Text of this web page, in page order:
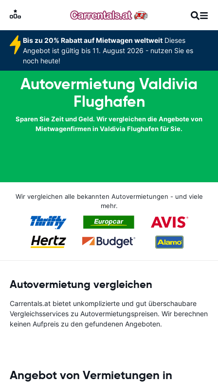
Bis zu 20% Rabatt auf Mietwagen weltweitDieses
Angebot ist gültig bis 11. August 2026 - nutzen Sie es
noch heute!
Autovermietung Valdivia
Flughafen
Sparen Sie Zeit und Geld. Wir vergleichen die Angebote von
Mietwagenfirmen in Valdivia Flughafen für Sie.
Wir vergleichen alle bekannten Autovermietungen - und viele
mehr.
Autovermietung vergleichen
Carrentals.at bietet unkomplizierte und gut überschaubare
Vergleichsservices zu Autovermietungspreisen. Wir berechnen
keinen Aufpreis zu den gefundenen Angeboten.
Angebot von Vermietungen in